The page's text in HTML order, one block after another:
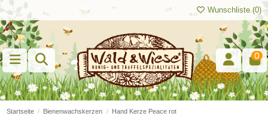
Wunschliste (0)
0
Startseite Bienenwachskerzen Hand Kerze Peace rot